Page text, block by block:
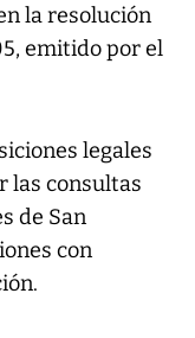
la resolución
emitido por el
legales
las consultas
de San
con